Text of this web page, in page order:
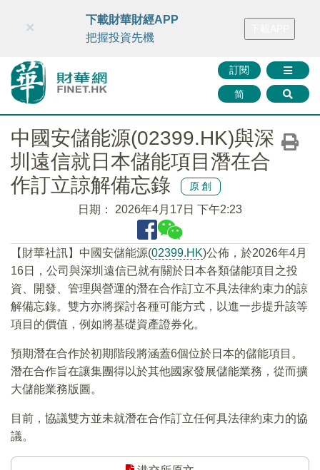
財華智庫網 FINTV FINMETA 財華證券 媒體矩陣
訂閱
简
×
下載財華財經APP
把握投資先機
中國安儲能源(02399.HK)與深
圳遠信就日本儲能項目潛在合
作訂立諒解備忘錄
原創
日期： 2026年4月17日 下午2:23
​【財華社訊】中國安儲能源(02399.HK)公佈，於2026年4月
16日，公司與深圳遠信已就有關於日本各類儲能項目之投
資、開發、管理與營運的潛在合作訂立不具法律約束力的諒
解備忘錄。雙方亦將探討各種可能方式，以進一步提升該等
項目的價值，例如將基礎資產證券化。
預期潛在合作於初期階段將涵蓋6個位於日本的儲能項目。
潛在合作旨在讓集團得以於其他國家發展儲能業務，從而擴
大儲能業務版圖。
目前，協議雙方並未就潛在合作訂立任何具法律約束力的協
議。